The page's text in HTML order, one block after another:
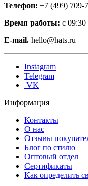
Телефон: +7 (499) 709-
Время работы: с
E-mail. hello@hats.ru
Instagram
Telegram
VK
Информация
Контакты
О нас
Отзывы
Блог по стилю
Оптовый отдел
Сертификаты
Как определить